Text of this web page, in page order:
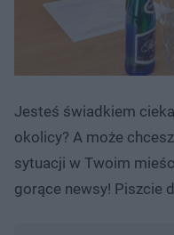
Jesteś świadkiem
okolicy? A może
sytuacji w Twoim
gorące newsy! Piszcie